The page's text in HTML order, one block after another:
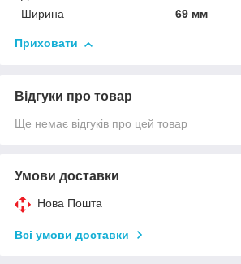
Ширина
69 мм
Приховати
Відгуки про товар
Ще немає відгуків про цей товар
Умови доставки
Нова Пошта
Всі умови доставки